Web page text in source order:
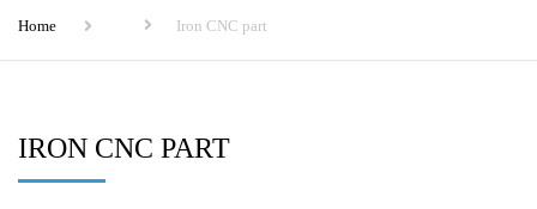
Home Iron CNC part
IRON CNC PART